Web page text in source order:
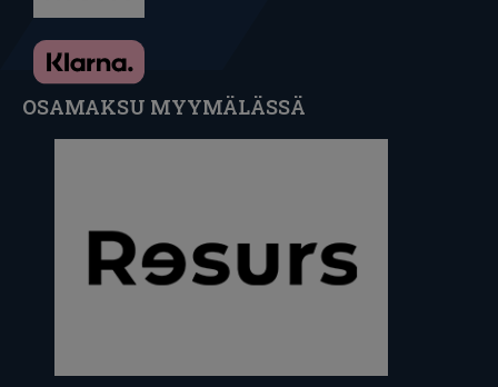
OSAMAKSU MYYMÄLÄSSÄ